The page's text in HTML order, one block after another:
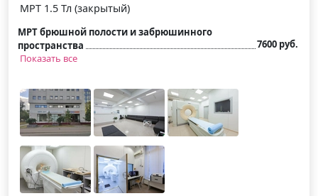
МРТ 1.5 Тл (закрытый)
МРТ брюшной полости и забрюшинного
пространства
7600 руб.
Показать все